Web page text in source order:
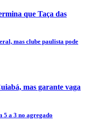
que Taça das
mas clube paulista pode
mas garante vaga
5 a 3 no agregado